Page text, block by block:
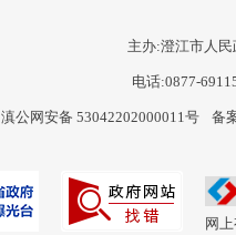
主办:澄江市人民
电话:0877-
滇公网安备 53042202000011号 备
网